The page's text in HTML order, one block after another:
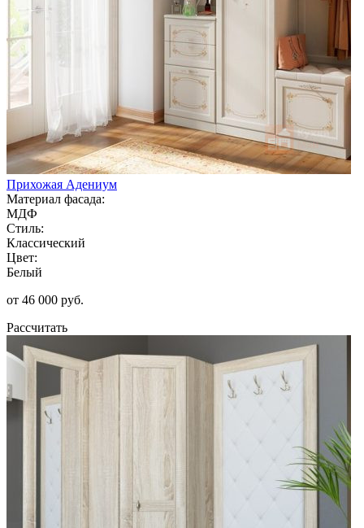
Прихожая Адениум
Материал фасада:
МДФ
Стиль:
Классический
Цвет:
Белый
от 46 000 руб.
Рассчитать